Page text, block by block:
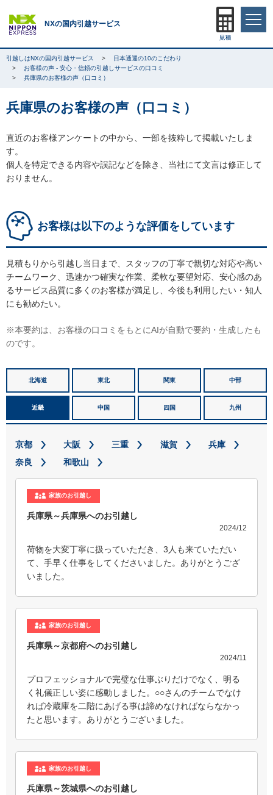
NXの国内引越サービス
引越しはNXの国内引越サービス
日本通運の10のこだわり
お客様の声 - 安心・信頼の引越しサービスの口コミ
兵庫県のお客様の声（口コミ）
兵庫県のお客様の声（口コミ）
直近のお客様アンケートの中から、一部を抜粋して掲載いたしま
す。
個人を特定できる内容や誤記などを除き、当社にて文言は修正して
おりません。
お客様は以下のような評価をしています
見積もりから引越し当日まで、スタッフの丁寧で親切な対応や高い
チームワーク、迅速かつ確実な作業、柔軟な要望対応、安心感のあ
るサービス品質に多くのお客様が満足し、今後も利用したい・知人
にも勧めたい。
※本要約は、お客様の口コミをもとにAIが自動で要約・生成したも
のです。
北海道 東北 関東 中部
近畿 中国 四国 九州
京都 大阪 三重 滋賀
兵庫
奈良
和歌山
家族のお引越し
兵庫県～兵庫県へのお引越し
2024/12
荷物を大変丁寧に扱っていただき、3人も来ていただい
て、手早く仕事をしてくださいました。ありがとうござ
いました。
家族のお引越し
兵庫県～京都府へのお引越し
2024/11
プロフェッショナルで完璧な仕事ぶりだけでなく、明る
く礼儀正しい姿に感動しました。○○さんのチームでなけ
れば冷蔵庫を二階にあげる事は諦めなければならなかっ
たと思います。ありがとうございました。
家族のお引越し
兵庫県～茨城県へのお引越し